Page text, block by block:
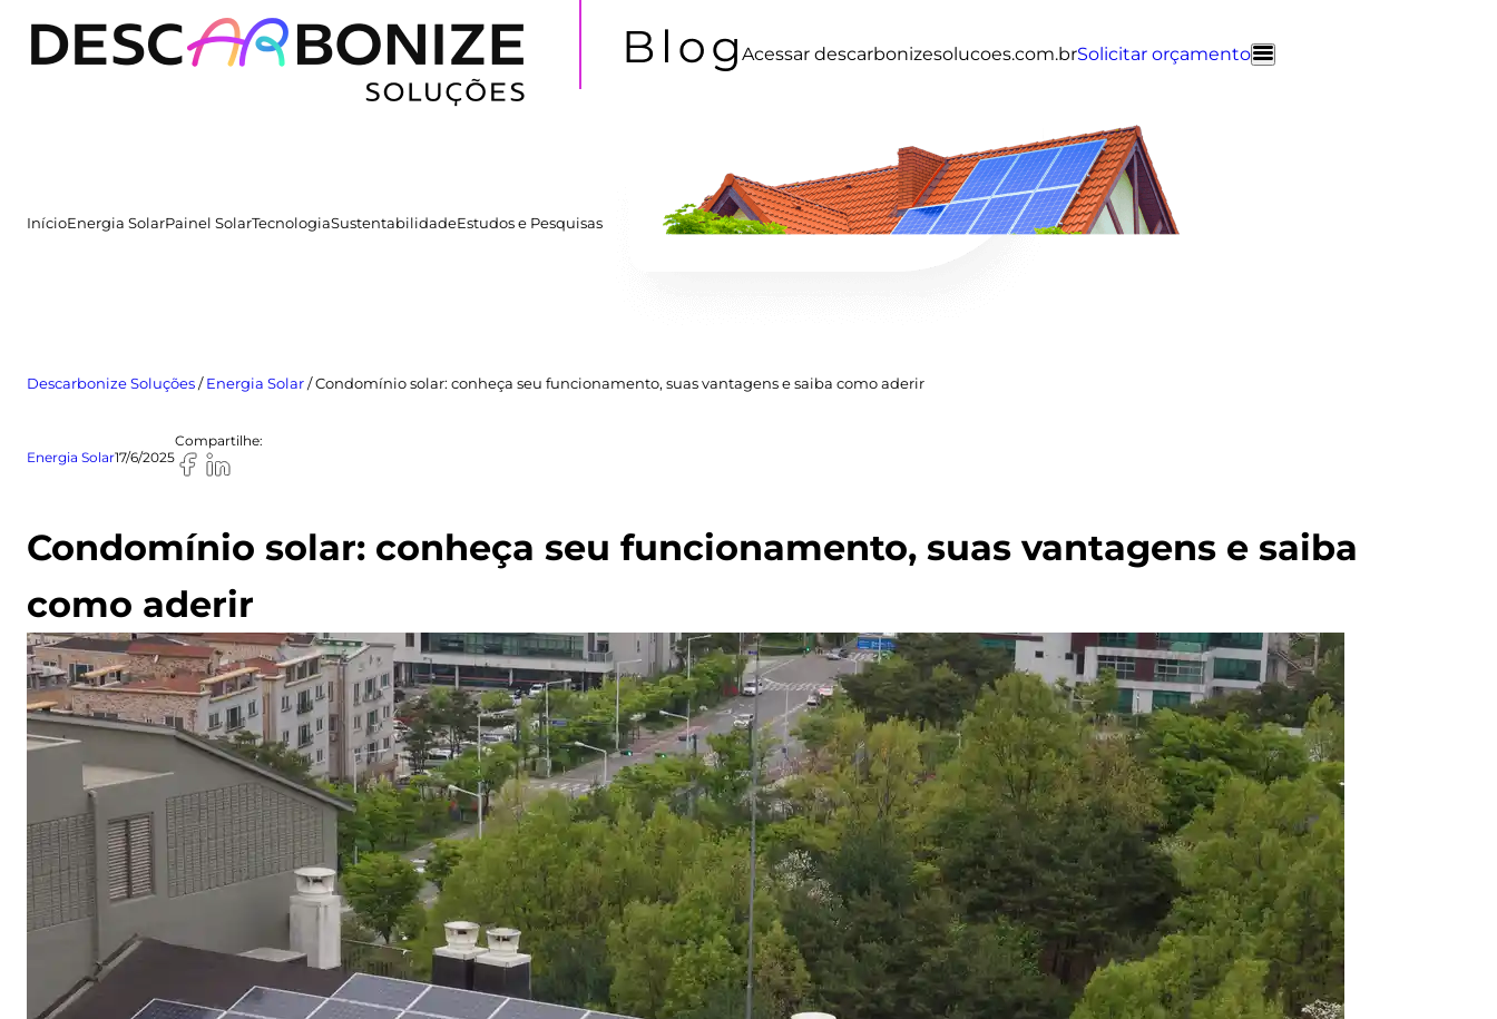
Acessar descarbonizesolucoes.com.brSolicitar orçamento
InícioEnergia SolarPainel SolarTecnologiaSustentabilidadeEstudos e Pesquisas
Descarbonize Soluções/Energia Solar/Condomínio solar: conheça seu funcionamento, suas vantagens e saiba como aderir
Energia Solar17/6/2025
Compartilhe:
Condomínio solar: conheça seu funcionamento, suas vantagens e saiba
como aderir